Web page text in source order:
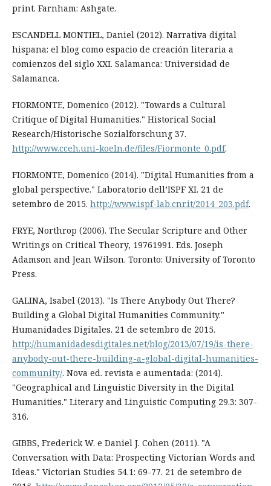
print. Farnham: Ashgate.
ESCANDELL MONTIEL, Daniel (2012). Narrativa digital
hispana: el blog como espacio de creación literaria a
comienzos del siglo XXI. Salamanca: Universidad de
Salamanca.
FIORMONTE, Domenico (2012). "Towards a Cultural
Critique of Digital Humanities." Historical Social
Research/Historische Sozialforschung 37.
http://www.cceh.uni-koeln.de/files/Fiormonte_0.pdf.
FIORMONTE, Domenico (2014). "Digital Humanities from a
global perspective." Laboratorio dell’ISPF XI. 21 de
setembro de 2015. http://www.ispf-lab.cnr.it/2014_203.pdf.
FRYE, Northrop (2006). The Secular Scripture and Other
Writings on Critical Theory, 1976­1991. Eds. Joseph
Adamson and Jean Wilson. Toronto: University of Toronto
Press.
GALINA, Isabel (2013). "Is There Anybody Out There?
Building a Global Digital Humanities Community."
Humanidades Digitales. 21 de setembro de 2015.
http://humanidadesdigitales.net/blog/2013/07/19/is-there-
anybody-out-there-building-a-global-digital-humanities-
community/. Nova ed. revista e aumentada: (2014).
"Geographical and Linguistic Diversity in the Digital
Humanities." Literary and Linguistic Computing 29.3: 307-
316.
GIBBS, Frederick W. e Daniel J. Cohen (2011). "A
Conversation with Data: Prospecting Victorian Words and
Ideas." Victorian Studies 54.1: 69-77. 21 de setembro de